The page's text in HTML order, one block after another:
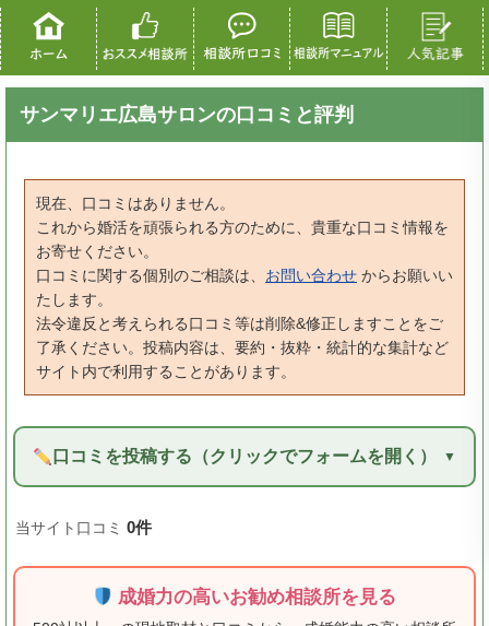
サンマリエ広島サロンの口コミと評判
現在、口コミはありません。
これから婚活を頑張られる方のために、貴重な口コミ情報を
お寄せください。
口コミに関する個別のご相談は、 お問い合わせ からお願いい
たします。
法令違反と考えられる口コミ等は削除&修正しますことをご
了承ください。投稿内容は、要約・抜粋・統計的な集計など
サイト内で利用することがあります。
口コミを投稿する（クリックでフォームを開く）
当サイト口コミ 0件
成婚力の高いお勧め相談所を見る